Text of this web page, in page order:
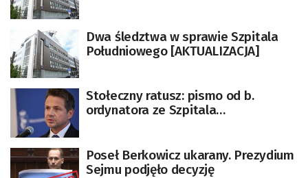
Dwa śledztwa w sprawie Szpitala
Południowego [AKTUALIZACJA]
Stołeczny ratusz: pismo od b.
ordynatora ze Szpitala
[AKTUALIZOWANY]
Poseł Berkowicz ukarany. Prezydium
Sejmu podjęło decyzję